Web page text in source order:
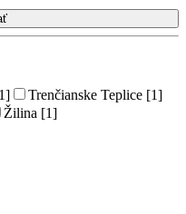
Trenčianske Teplice [1]
Žilina [1]